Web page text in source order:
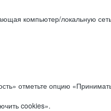
компьютер/локальную сеть
отметьте опцию «Принимать
cookies».